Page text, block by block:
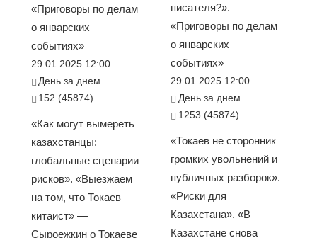
«Приговоры по делам
о январских
событиях»
29.01.2025 12:00
День за днем
152 (45874)
«Как могут вымереть
казахстанцы:
глобальные сценарии
рисков». «Выезжаем
на том, что Токаев —
китаист» —
Сыроежкин о Токаеве
писателя?».
«Приговоры по делам
о январских
событиях»
29.01.2025 12:00
День за днем
1253 (45874)
«Токаев не сторонник
громких увольнений и
публичных разборок».
«Риски для
Казахстана». «В
Казахстане снова